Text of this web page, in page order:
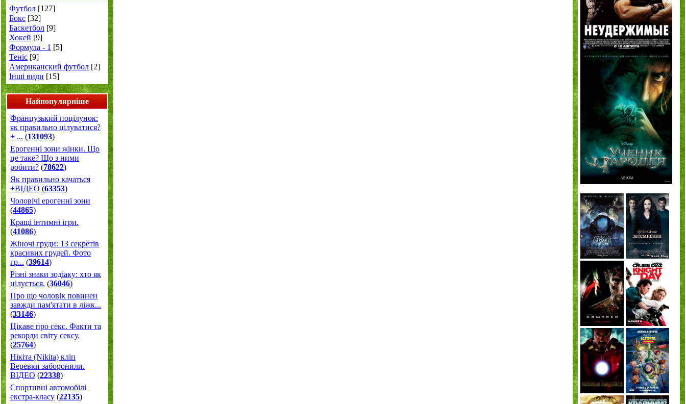
Футбол [127]
Бокс [32]
Баскетбол [9]
Хокей [9]
Формула - 1 [5]
Теніс [9]
Американский футбол [2]
Інші види [15]
Найпопулярніше
Французький поцілунок:
як правильно цілуватися?
+ ... (131093)
Ерогенні зони жінки. Що
це таке? Що з ними
робити? (78622)
Як правильно качаться
+ВІДЕО (63353)
Чоловічі ерогенні зони
(44865)
Кращі інтимні ігри.
(41086)
Жіночі груди: 13 секретів
красивих грудей. Фото
гр... (39614)
Різні знаки зодіаку: хто як
цілується. (36046)
Про що чоловік повинен
завжди пам'ятати в ліжк...
(33146)
Цікаве про секс. Факти та
рекорди світу сексу.
(25764)
Нікіта (Nikita) кліп
Веревки заборонили.
ВІДЕО (22338)
Спортивні автомобілі
екстра-класу (22135)